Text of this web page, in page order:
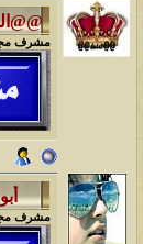
مشرف
مشرف